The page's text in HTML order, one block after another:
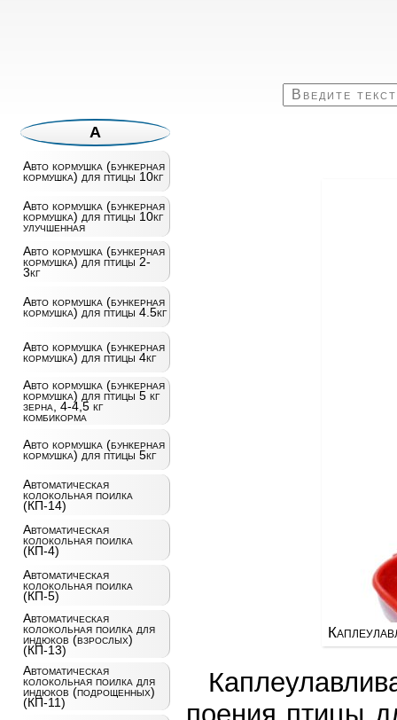
А
Авто кормушка (бункерная
кормушка) для птицы 10кг
Авто кормушка (бункерная
кормушка) для птицы 10кг
улучшенная
Авто кормушка (бункерная
кормушка) для птицы 2-
3кг
Авто кормушка (бункерная
кормушка) для птицы 4.5кг
Авто кормушка (бункерная
кормушка) для птицы 4кг
Авто кормушка (бункерная
кормушка) для птицы 5 кг
зерна, 4-4,5 кг
комбикорма
Авто кормушка (бункерная
кормушка) для птицы 5кг
Автоматическая
колокольная поилка
(КП-14)
Автоматическая
колокольная поилка
(КП-4)
Автоматическая
колокольная поилка
(КП-5)
Автоматическая
колокольная поилка для
индюков (взрослых)
(КП-13)
Автоматическая
колокольная поилка для
индюков (подрощенных)
(КП-11)